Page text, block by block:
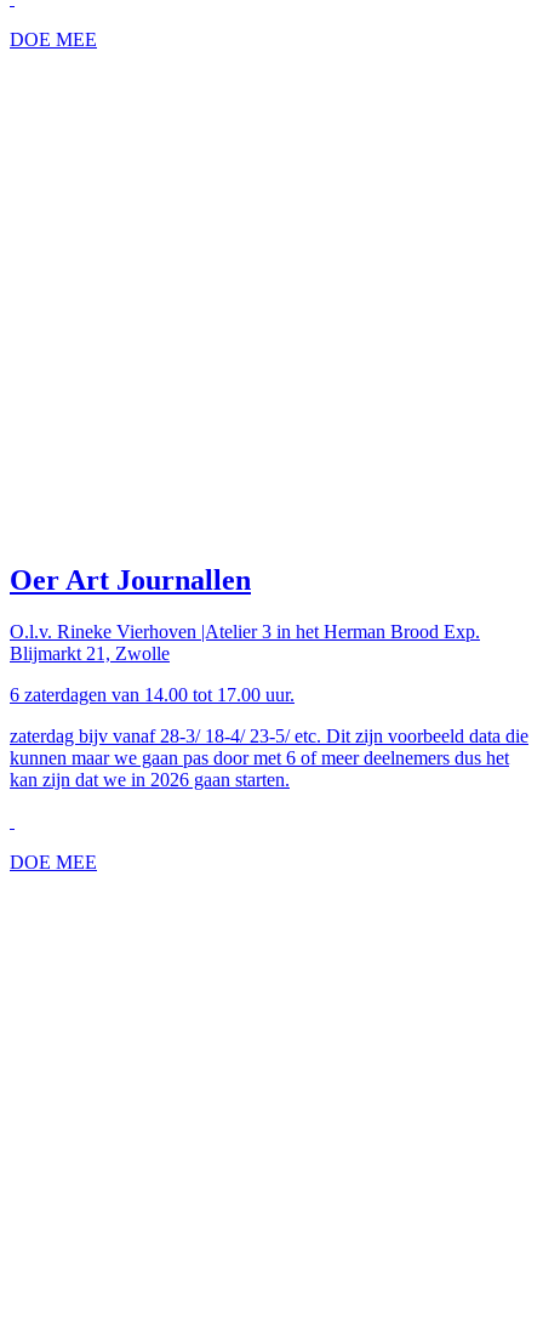
DOE MEE
Oer Art Journallen
O.l.v. Rineke Vierhoven |Atelier 3 in het Herman Brood Exp.
Blijmarkt 21, Zwolle
6 zaterdagen van 14.00 tot 17.00 uur.
zaterdag bijv vanaf 28-3/ 18-4/ 23-5/ etc. Dit zijn voorbeeld data die
kunnen maar we gaan pas door met 6 of meer deelnemers dus het
kan zijn dat we in 2026 gaan starten.
DOE MEE